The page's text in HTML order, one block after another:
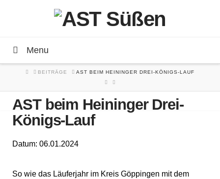
Menu
HOMEBEITRÄGE AST BEIM HEININGER DREI-KÖNIGS-LAUF
AST beim Heininger Drei-
Königs-Lauf
Datum: 06.01.2024
So wie das Läuferjahr im Kreis Göppingen mit dem